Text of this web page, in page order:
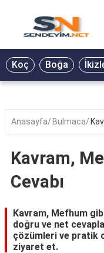
BİYOGRAFİ
GALERİ
ŞİİR
RÜYA
TÜRKÜ
SÖZLERİ
Koç Boğa
Anasayfa Bulmaca
Kavram,
Cevabı
Kavram, Mefhum
doğru ve net
çözümleri ve pratik
ziyaret et.